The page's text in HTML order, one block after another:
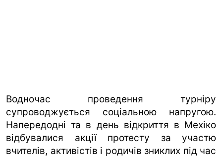
Водночас проведення турніру
супроводжується соціальною напругою.
Напередодні та в день відкриття в Мехіко
відбувалися акції протесту за участю
вчителів, активістів і родичів зниклих під час